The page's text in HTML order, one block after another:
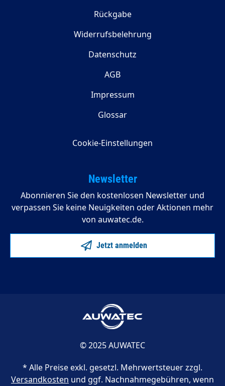
Rückgabe
Widerrufsbelehrung
Datenschutz
AGB
Impressum
Glossar
Cookie-Einstellungen
Newsletter
Abonnieren Sie den kostenlosen Newsletter und
verpassen Sie keine Neuigkeiten oder Aktionen mehr
von auwatec.de.
Jetzt anmelden
© 2025 AUWATEC
* Alle Preise exkl. gesetzl. Mehrwertsteuer zzgl.
Versandkosten und ggf. Nachnahmegebühren, wenn